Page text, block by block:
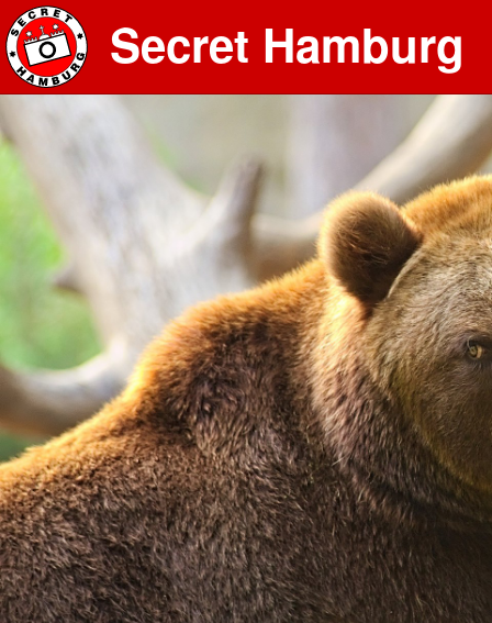
Secret Hamburg